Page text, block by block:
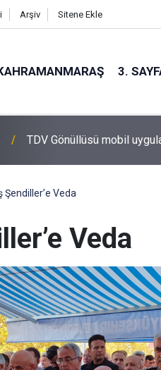
Arşiv Sitene Ekle
3.
TDV Gönüllüsü mobil
Şendiller’e Veda
Veda